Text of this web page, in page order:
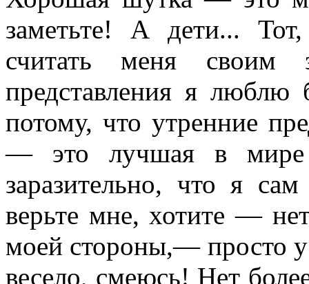
заметьте! А дети...
считать меня своим
представления я
потому, что утренние
— это луч­шая в мире
заразительно, что я
верьте мне, хотите —
моей стороны,— просто
ве­село, смеюсь! Нет